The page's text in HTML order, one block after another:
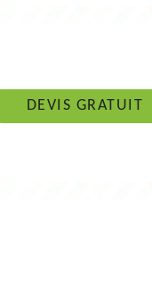
DEVIS GRATUIT